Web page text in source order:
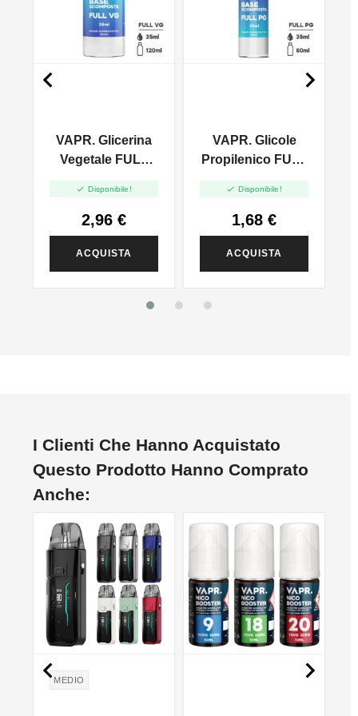
VAPR. Glicerina
Vegetale FULL
120ml
 Disponibile!
2,96 €
ACQUISTA
VAPR. Glicole
Propilenico FULL
 Disponibile!
1,68 €
ACQUISTA
 
I Clienti Che Hanno Acquistato
Questo Prodotto Hanno Comprato
Anche:
MEDIO
NON DISPONIBILE
 